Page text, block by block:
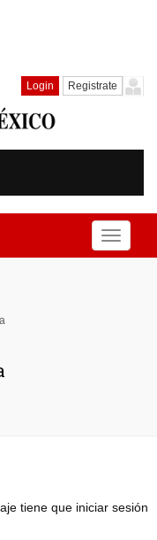
Login Registrate
Toggle
tiene que iniciar sesión